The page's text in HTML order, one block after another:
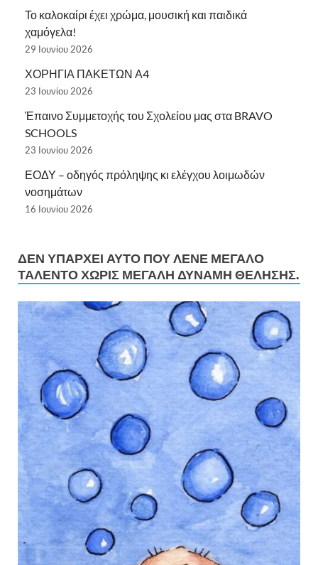
Το καλοκαίρι έχει χρώμα, μουσική και παιδικά
χαμόγελα!
29 Ιουνίου 2026
ΧΟΡΗΓΙΑ ΠΑΚΕΤΩΝ Α4
23 Ιουνίου 2026
Έπαινο Συμμετοχής του Σχολείου μας στα BRAVO
SCHOOLS
23 Ιουνίου 2026
ΕΟΔΥ – οδηγός πρόληψης κι ελέγχου λοιμωδών
νοσημάτων
16 Ιουνίου 2026
ΔΕΝ ΥΠΆΡΧΕΙ ΑΥΤΌ ΠΟΥ ΛΈΝΕ ΜΕΓΆΛΟ
ΤΑΛΈΝΤΟ ΧΩΡΊΣ ΜΕΓΆΛΗ ΔΎΝΑΜΗ ΘΈΛΗΣΗΣ.